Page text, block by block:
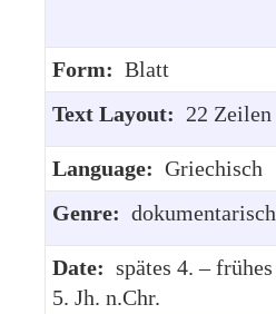
Form: Blatt
Text Layout: 22 Zeilen
Language: Griechisch
Genre: dokumentarisch
Date: spätes 4. – frühes
5. Jh. n.Chr.